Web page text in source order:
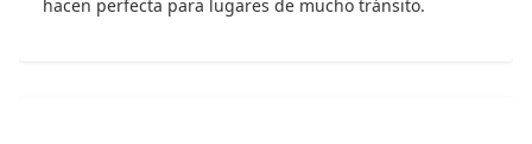
hacen perfecta para lugares de mucho tránsito.